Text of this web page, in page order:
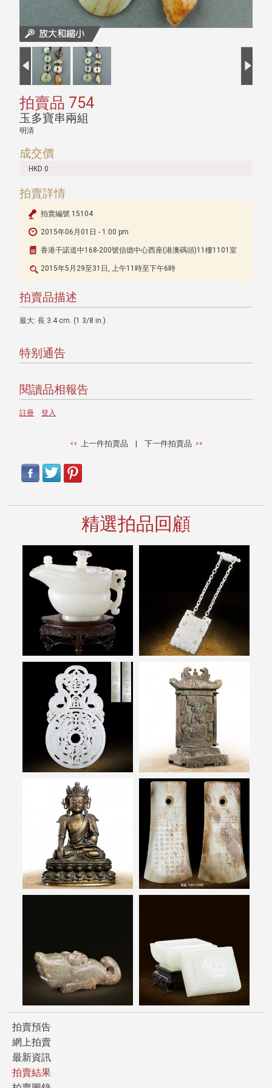
拍賣品 754
玉多寶串兩組
明清
成交價
HKD 0
拍賣詳情
拍賣編號 15104
2015年06月01日 - 1:00 pm
香港干諾道中168-200號信德中心西座(港澳碼頭)11樓1101室
2015年5月29至31日, 上午11時至下午6時
拍賣品描述
最大: 長 3.4 cm. (1 3/8 in.)
特别通告
閱讀品相報告
註冊 登入
上一件拍賣品 | 下一件拍賣品
精選拍品回顧
拍賣預告
網上拍賣
最新資訊
拍賣結果